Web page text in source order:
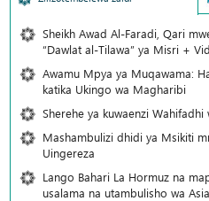
Sheikh Awad Al-Faradi, Qari
“Dawlat al-Tilawa” ya Misri +
Awamu Mpya ya Muqawama:
katika Ukingo wa Magharibi
Sherehe ya kuwaenzi
Mashambulizi dhidi ya Msikiti
Uingereza
Lango Bahari La Hormuz na
usalama na utambulisho wa